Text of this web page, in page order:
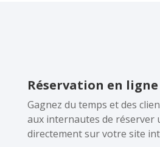
Réservation en ligne
Gagnez du temps et des
aux internautes de réserver
directement sur votre site